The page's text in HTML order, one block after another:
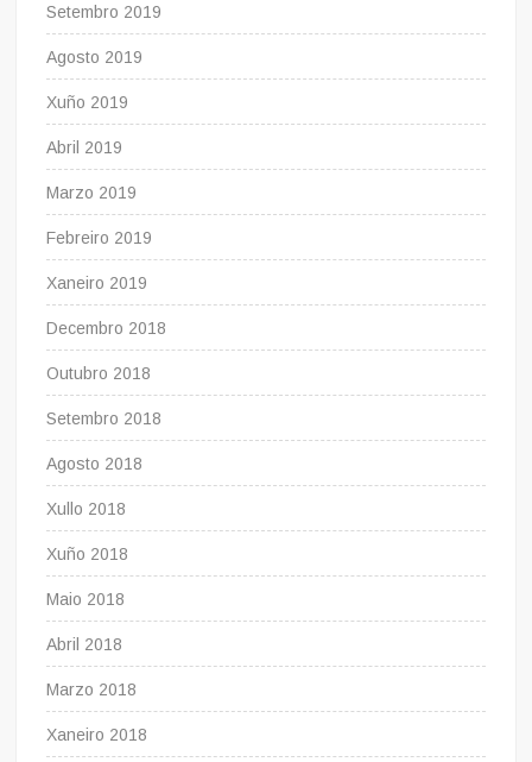
Setembro 2019
Agosto 2019
Xuño 2019
Abril 2019
Marzo 2019
Febreiro 2019
Xaneiro 2019
Decembro 2018
Outubro 2018
Setembro 2018
Agosto 2018
Xullo 2018
Xuño 2018
Maio 2018
Abril 2018
Marzo 2018
Xaneiro 2018